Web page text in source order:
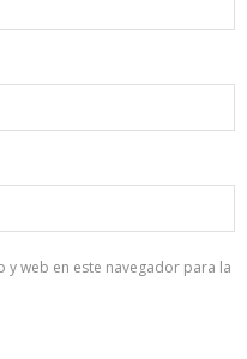
web en este navegador para la